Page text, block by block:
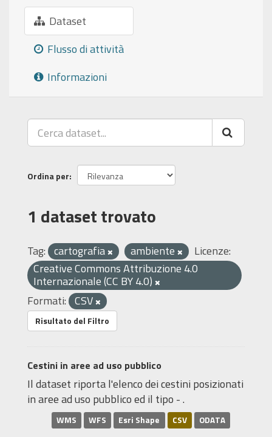
Dataset
Flusso di attività
Informazioni
Ordina per
1 dataset trovato
Tag: cartografia ambiente
Licenze:
Creative Commons Attribuzione 4.0
Internazionale (CC BY 4.0)
Formati: CSV
Risultato del Filtro
Cestini in aree ad uso pubblico
Il dataset riporta l'elenco dei cestini posizionati
in aree ad uso pubblico ed il tipo - .
WMS WFS Esri Shape CSV ODATA